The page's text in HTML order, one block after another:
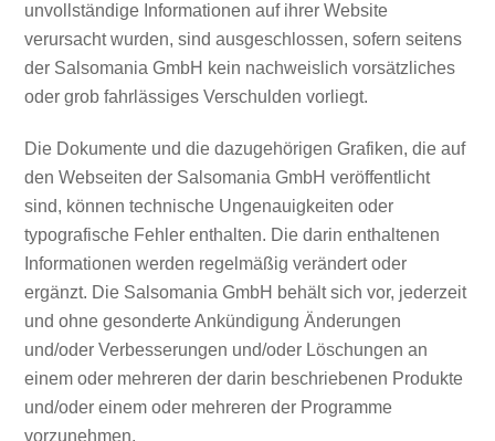
unvollständige Informationen auf ihrer Website
verursacht wurden, sind ausgeschlossen, sofern seitens
der Salsomania GmbH kein nachweislich vorsätzliches
oder grob fahrlässiges Verschulden vorliegt.
Die Dokumente und die dazugehörigen Grafiken, die auf
den Webseiten der Salsomania GmbH veröffentlicht
sind, können technische Ungenauigkeiten oder
typografische Fehler enthalten. Die darin enthaltenen
Informationen werden regelmäßig verändert oder
ergänzt. Die Salsomania GmbH behält sich vor, jederzeit
und ohne gesonderte Ankündigung Änderungen
und/oder Verbesserungen und/oder Löschungen an
einem oder mehreren der darin beschriebenen Produkte
und/oder einem oder mehreren der Programme
vorzunehmen.